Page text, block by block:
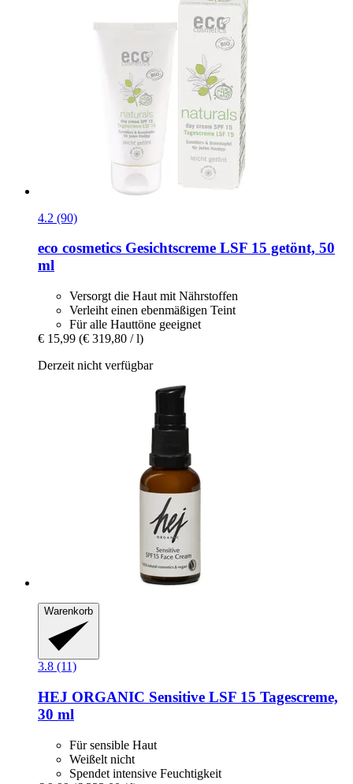
4.2 (90)
eco cosmetics Gesichtscreme LSF 15 getönt, 50
ml
Versorgt die Haut mit Nährstoffen
Verleiht einen ebenmäßigen Teint
Für alle Hauttöne geeignet
€ 15,99 (€ 319,80 / l)
Derzeit nicht verfügbar
Warenkorb
3.8 (11)
HEJ ORGANIC Sensitive LSF 15 Tagescreme,
30 ml
Für sensible Haut
Weißelt nicht
Spendet intensive Feuchtigkeit